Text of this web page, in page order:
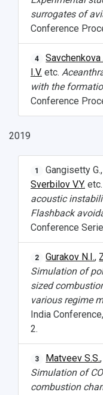
surrogates of
Conference
4 Savchenkova
I.V. etc.
with the
Conference
2019
1
Gangisetty
Sverbilov V.Y. etc.
acoustic
Flashback
Conference
2 Gurakov N.I.,
Simulation of
sized
various regime
India
2.
3 Matveev S.S.,
Simulation of
combustion